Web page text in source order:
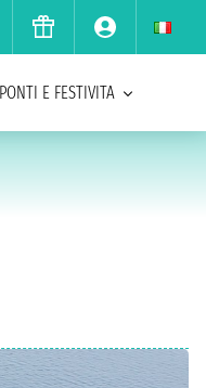
PONTI E FESTIVITA